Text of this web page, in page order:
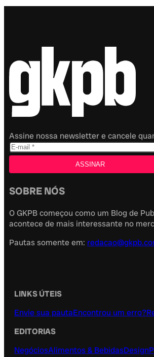
Assine nossa newsletter e cancele
SOBRE NÓS
O GKPB começou como um Blog de
acontece de mais interessante no
Pautas somente em:
LINKS ÚTEIS
Envie sua pautaEncontrou um erro?
EDITORIAS
NegóciosAlimentos & BebidasDesign